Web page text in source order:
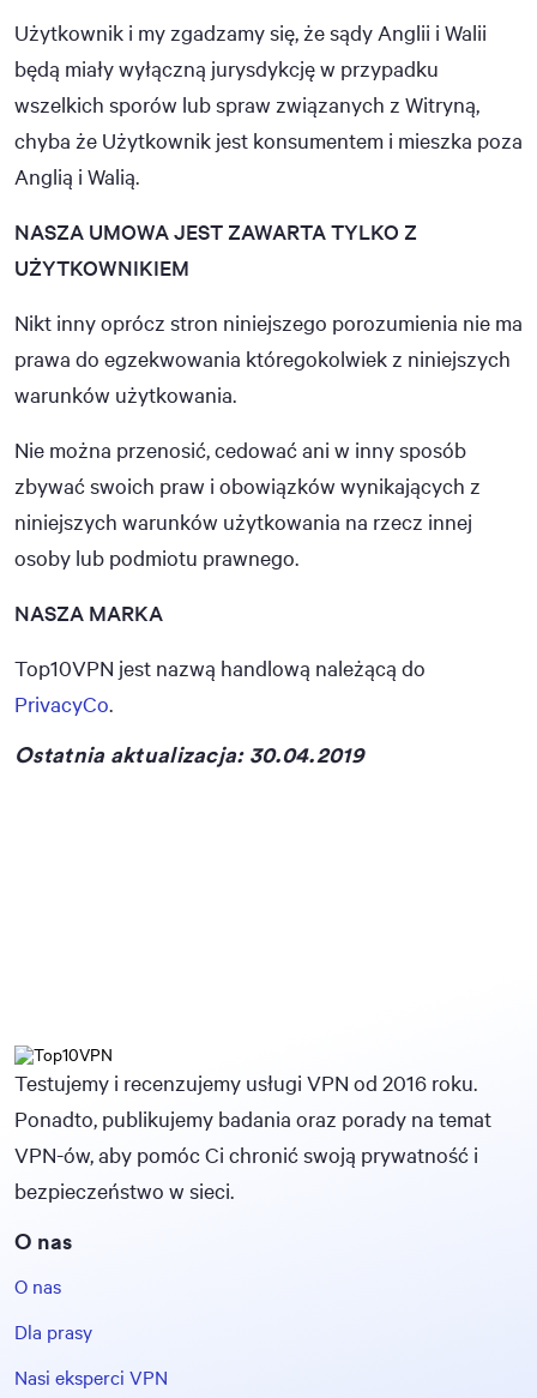
Użytkownik i my zgadzamy się, że sądy Anglii i Walii
będą miały wyłączną jurysdykcję w przypadku
wszelkich sporów lub spraw związanych z Witryną,
chyba że Użytkownik jest konsumentem i mieszka poza
Anglią i Walią.
NASZA UMOWA JEST ZAWARTA TYLKO Z
UŻYTKOWNIKIEM
Nikt inny oprócz stron niniejszego porozumienia nie ma
prawa do egzekwowania któregokolwiek z niniejszych
warunków użytkowania.
Nie można przenosić, cedować ani w inny sposób
zbywać swoich praw i obowiązków wynikających z
niniejszych warunków użytkowania na rzecz innej
osoby lub podmiotu prawnego.
NASZA MARKA
Top10VPN jest nazwą handlową należącą do
PrivacyCo.
Ostatnia aktualizacja: 30.04.2019
Testujemy i recenzujemy usługi VPN od 2016 roku.
Ponadto, publikujemy badania oraz porady na temat
VPN-ów, aby pomóc Ci chronić swoją prywatność i
bezpieczeństwo w sieci.
O nas
O nas
Dla prasy
Nasi eksperci VPN